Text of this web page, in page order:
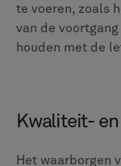
ENOVIA is
bevorderen door
modellen en
zoals